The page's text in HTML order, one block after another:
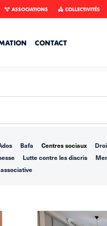
ASSOCIATIONS COLLECTIVITÉS
CONTACT
Bafa Centres sociaux
Lutte contre les discris